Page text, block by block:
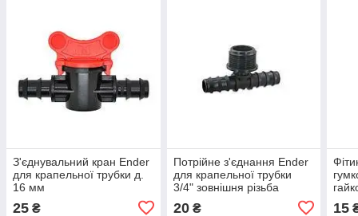
З'єднувальний кран Ender
для крапельної трубки д.
16 мм
25 ₴
Потрійне з'єднання Ender
для крапельної трубки
3/4" зовнішня різьба
20₴ 15